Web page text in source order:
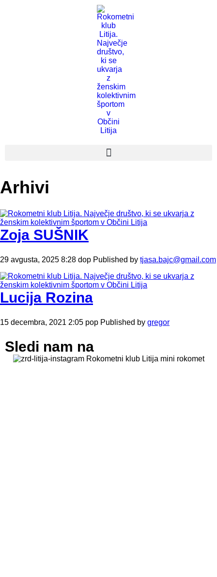
Arhivi
Zoja SUŠNIK
29 avgusta, 2025 8:28 dop Published by tjasa.bajc@gmail.com
Lucija Rozina
15 decembra, 2021 2:05 pop Published by gregor
Sledi nam na